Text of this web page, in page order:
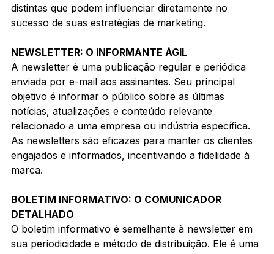
distintas que podem influenciar diretamente no
sucesso de suas estratégias de marketing.
NEWSLETTER: O INFORMANTE ÁGIL
A newsletter é uma publicação regular e periódica
enviada por e-mail aos assinantes. Seu principal
objetivo é informar o público sobre as últimas
notícias, atualizações e conteúdo relevante
relacionado a uma empresa ou indústria específica.
As newsletters são eficazes para manter os clientes
engajados e informados, incentivando a fidelidade à
marca.
BOLETIM INFORMATIVO: O COMUNICADOR
DETALHADO
O boletim informativo é semelhante à newsletter em
sua periodicidade e método de distribuição. Ele é uma